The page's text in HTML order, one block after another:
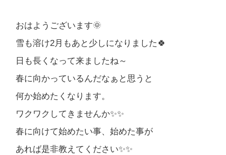
おはようございます🌞
雪も溶け2月もあと少しになりました🍀
日も長くなって来ましたね～
春に向かっているんだなぁと思うと
何か始めたくなります。
ワクワクしてきませんか✨✨
春に向けて始めたい事、始めた事が
あれば是非教えてください✨✨